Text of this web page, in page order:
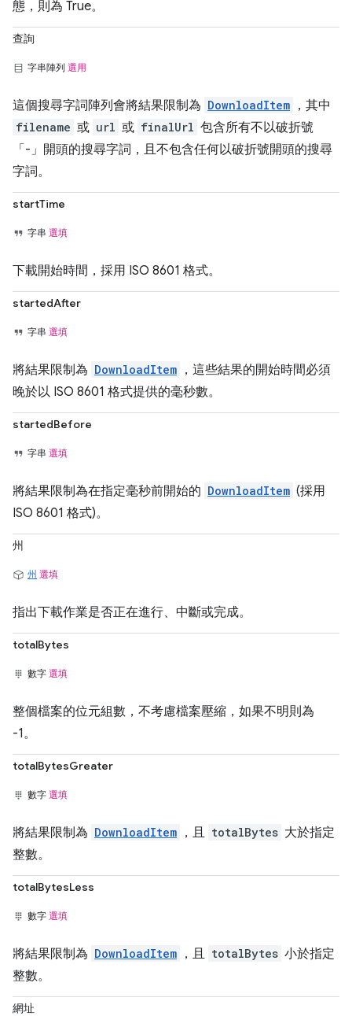
態，則為 True。
查詢
字串陣列 選用
這個搜尋字詞陣列會將結果限制為 DownloadItem ，其中
filename 或 url 或 finalUrl 包含所有不以破折號
「-」開頭的搜尋字詞，且不包含任何以破折號開頭的搜尋
字詞。
startTime
字串 選填
下載開始時間，採用 ISO 8601 格式。
startedAfter
字串 選填
將結果限制為 DownloadItem ，這些結果的開始時間必須
晚於以 ISO 8601 格式提供的毫秒數。
startedBefore
字串 選填
將結果限制為在指定毫秒前開始的 DownloadItem (採用
ISO 8601 格式)。
州
州 選填
指出下載作業是否正在進行、中斷或完成。
totalBytes
數字 選填
整個檔案的位元組數，不考慮檔案壓縮，如果不明則為
-1。
totalBytesGreater
數字 選填
將結果限制為 DownloadItem ，且 totalBytes 大於指定
整數。
totalBytesLess
數字 選填
將結果限制為 DownloadItem ，且 totalBytes 小於指定
整數。
網址